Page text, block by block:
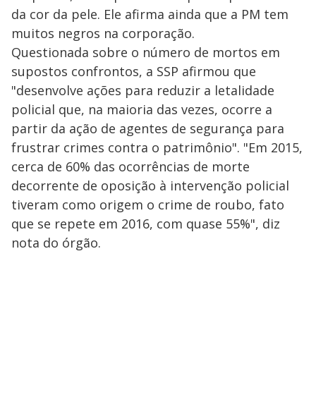
da cor da pele. Ele afirma ainda que a PM tem
muitos negros na corporação.
Questionada sobre o número de mortos em
supostos confrontos, a SSP afirmou que
"desenvolve ações para reduzir a letalidade
policial que, na maioria das vezes, ocorre a
partir da ação de agentes de segurança para
frustrar crimes contra o patrimônio". "Em 2015,
cerca de 60% das ocorrências de morte
decorrente de oposição à intervenção policial
tiveram como origem o crime de roubo, fato
que se repete em 2016, com quase 55%", diz
nota do órgão.